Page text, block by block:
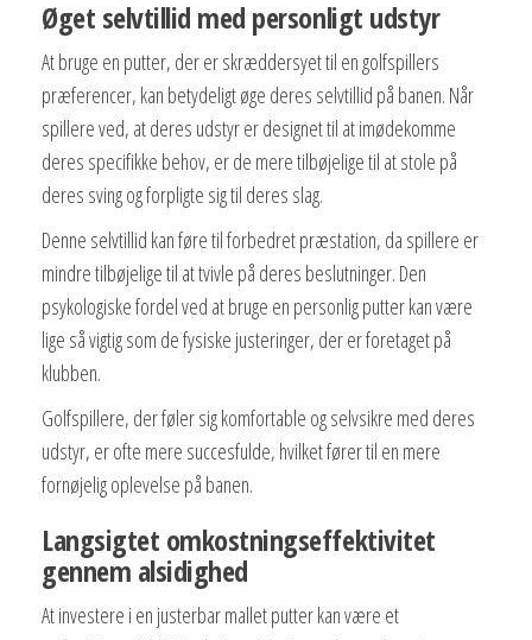
Øget selvtillid med personligt udstyr
At bruge en putter, der er skræddersyet til en golfspillers
præferencer, kan betydeligt øge deres selvtillid på banen. Når
spillere ved, at deres udstyr er designet til at imødekomme
deres specifikke behov, er de mere tilbøjelige til at stole på
deres sving og forpligte sig til deres slag.
Denne selvtillid kan føre til forbedret præstation, da spillere er
mindre tilbøjelige til at tvivle på deres beslutninger. Den
psykologiske fordel ved at bruge en personlig putter kan være
lige så vigtig som de fysiske justeringer, der er foretaget på
klubben.
Golfspillere, der føler sig komfortable og selvsikre med deres
udstyr, er ofte mere succesfulde, hvilket fører til en mere
fornøjelig oplevelse på banen.
Langsigtet omkostningseffektivitet
gennem alsidighed
At investere i en justerbar mallet putter kan være et